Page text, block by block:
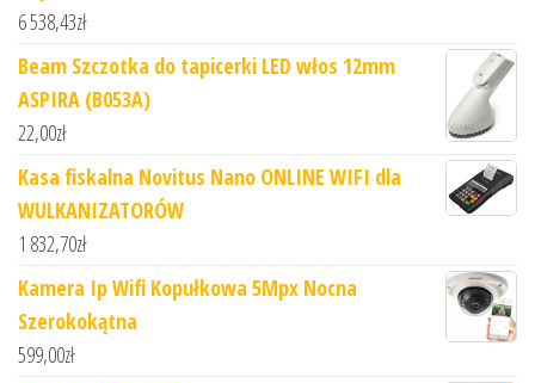
6 538,43zł
Beam Szczotka do tapicerki LED włos 12mm
ASPIRA (B053A)
22,00zł
Kasa fiskalna Novitus Nano ONLINE WIFI dla
WULKANIZATORÓW
1 832,70zł
Kamera Ip Wifi Kopułkowa 5Mpx Nocna
Szerokokątna
599,00zł